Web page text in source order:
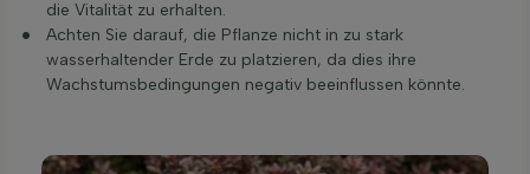
die Vitalität zu erhalten.
Achten Sie darauf, die Pflanze nicht in zu stark
wasserhaltender Erde zu platzieren, da dies ihre
Wachstumsbedingungen negativ beeinflussen könnte.